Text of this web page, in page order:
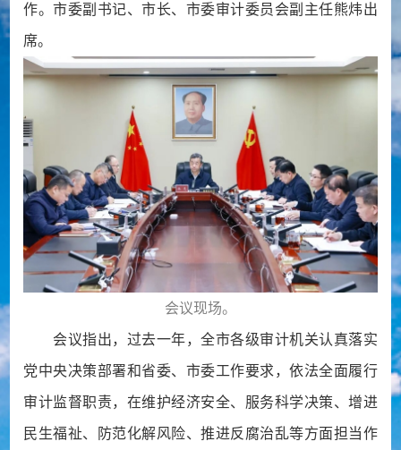
作。市委副书记、市长、市委审计委员会副主任熊炜出
席。
会议现场。
会议指出，过去一年，全市各级审计机关认真落实
党中央决策部署和省委、市委工作要求，依法全面履行
审计监督职责，在维护经济安全、服务科学决策、增进
民生福祉、防范化解风险、推进反腐治乱等方面担当作